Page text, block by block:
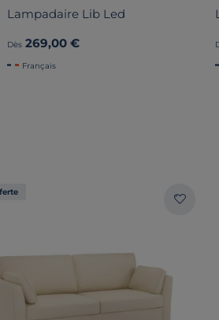
Lampadaire Lib Led
Dès 269,00 €
Français